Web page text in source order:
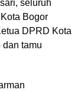
seluruh
Bogor
DPRD Kota
dan tamu